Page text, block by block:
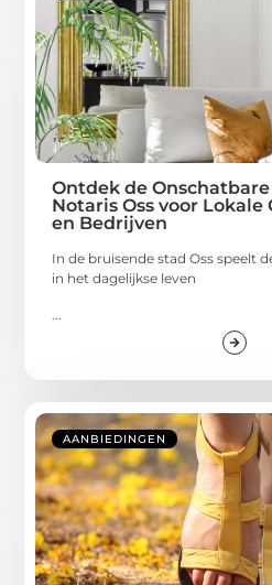
Ontdek de
Notaris Oss voor
en Bedrijven
In de bruisende stad Oss speelt
in het dagelijkse leven
AANBIEDINGEN